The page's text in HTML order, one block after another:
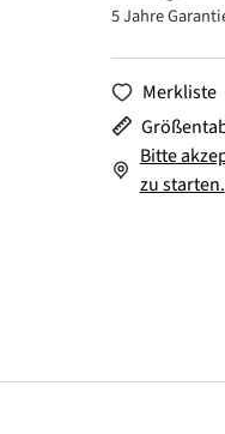
5 Jahre
Merkliste
Bitte
zu starten.